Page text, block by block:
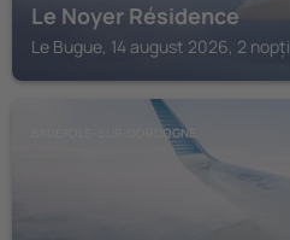
Le Noyer Résidence
Le Bugue, 14 august 2026, 2 nopți
BADEFOLS-SUR-DORDOGNE